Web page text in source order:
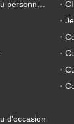
Machine de découpe au jet d'eau personnalisée
d'occasion